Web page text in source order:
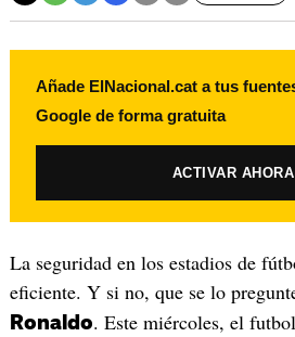
Añade ElNacional.cat a tus
Google de forma gratuita
ACTIVAR
La seguridad en los estadios de
eficiente. Y si no, que se lo
Ronaldo. Este miércoles, el